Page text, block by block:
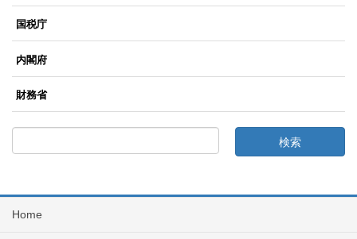
国税庁
内閣府
財務省
Home